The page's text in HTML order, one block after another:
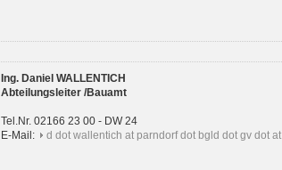
Ing. Daniel WALLENTICH
Abteilungsleiter /Bauamt
Tel.Nr. 02166 23 00 - DW 24
E-Mail:
d dot wallentich at parndorf dot bgld dot gv dot at